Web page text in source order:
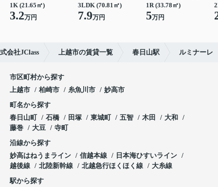
1K (21.65㎡)
3.2万円
3LDK (70.81㎡)
7.9万円
1R (33.78㎡)
5万円
会社JClass 上越市の賃貸一覧 春日山駅 ルミナーレ
市区町村から探す
上越市
柏崎市 糸魚川市 妙高市
町名から探す
春日山町
石橋 田塚 東城町 五智 木田
大和
藤巻
大豆 寺町
沿線から探す
妙高はねうまライン
信越本線
日本海ひすいライン
越後線
北陸新幹線 北越急行ほくほく線 大糸線
駅から探す